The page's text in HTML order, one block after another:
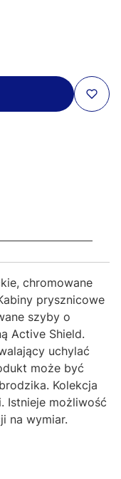
chromowane
prysznicowe
szyby o
Active Shield.
uchylać
może być
Kolekcja
Istnieje możliwość
na wymiar.